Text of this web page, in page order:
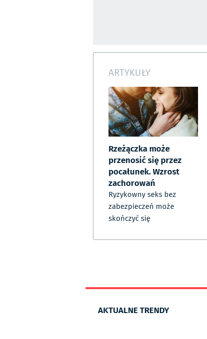
ARTYKUŁY
Rzeżączka może
przenosić się przez
pocałunek. Wzrost
zachorowań
Ryzykowny seks bez
zabezpieczeń może
skończyć się
AKTUALNE TRENDY